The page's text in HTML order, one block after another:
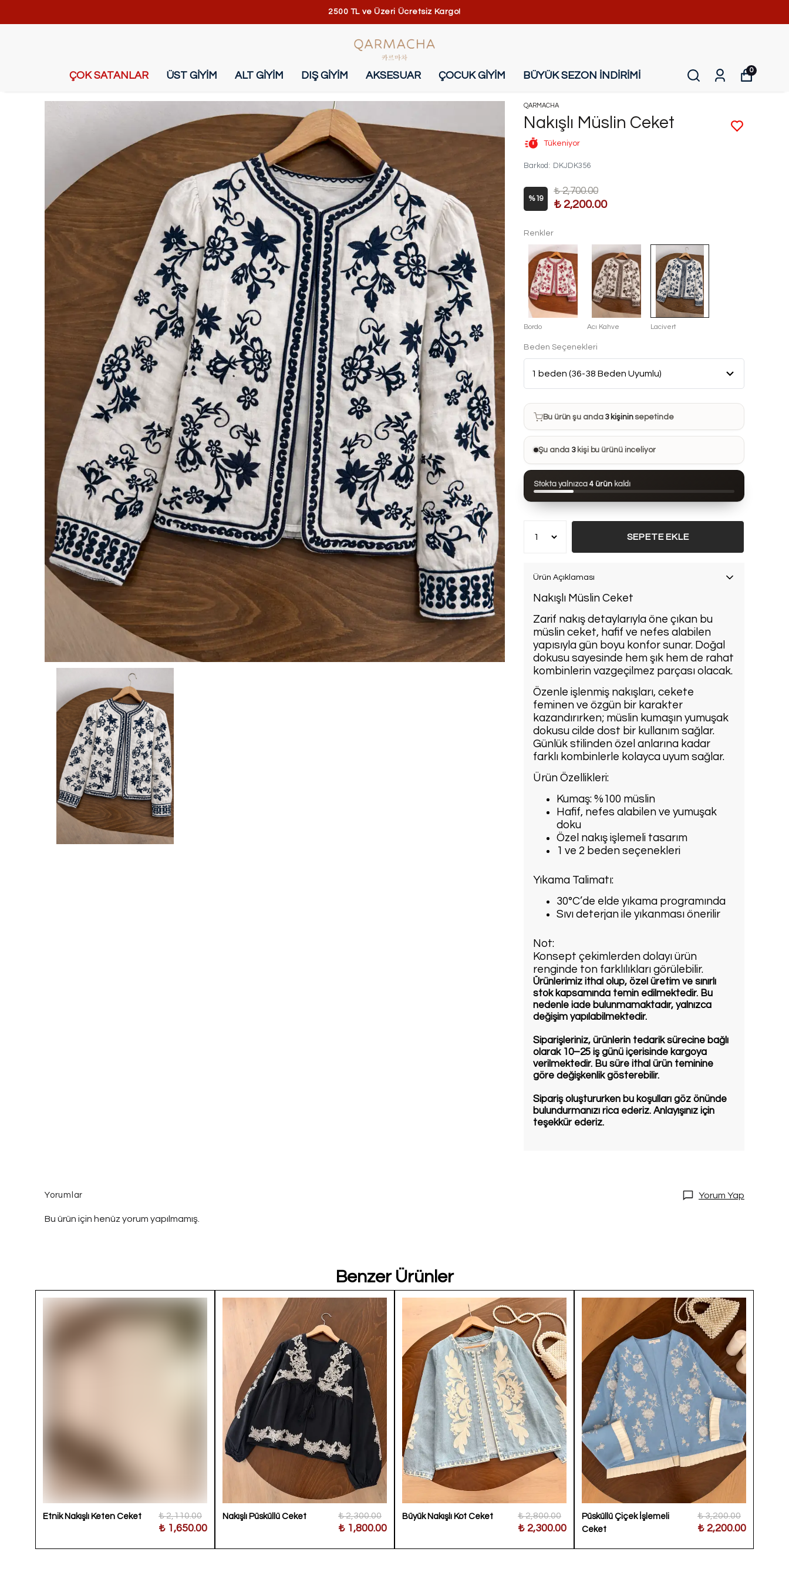
2500 TL ve Üzeri Ücretsiz Kargo!
ÇOK SATANLAR ÜST GİYİM ALT GİYİM DIŞ GİYİM AKSESUAR ÇOCUK GİYİM BÜYÜK SEZON İNDİRİMİ 0
QARMACHA
Nakışlı Müslin Ceket
Tükeniyor
Barkod : DKJDK356
%19
₺ 2,700.00
₺ 2,200.00
Renkler
Bordo Acı Kahve Lacivert
Beden Seçenekleri
Bu ürün son 7 günde9 kezsatın alındı
Bu ürün şu anda 3 kişininsepetinde
Bu ürünü 13 kişi favorilerine ekledi
Bu ürün son 24 saatte68 kezgörüntülendi
Şu anda 3kişi bu ürünü inceliyor
Stokta yalnızca 4 ürün kaldı
SEPETE EKLE
Ürün Açıklaması
Nakışlı Müslin Ceket
Zarif nakış detaylarıyla öne çıkan bu
müslin ceket, hafif ve nefes alabilen
yapısıyla gün boyu konfor sunar. Doğal
dokusu sayesinde hem şık hem de rahat
kombinlerin vazgeçilmez parçası olacak.
Özenle işlenmiş nakışları, cekete
feminen ve özgün bir karakter
kazandırırken; müslin kumaşın yumuşak
dokusu cilde dost bir kullanım sağlar.
Günlük stilinden özel anlarına kadar
farklı kombinlerle kolayca uyum sağlar.
Ürün Özellikleri:
Kumaş: %100 müslin
Hafif, nefes alabilen ve yumuşak
doku
Özel nakış işlemeli tasarım
1 ve 2 beden seçenekleri
Yıkama Talimatı:
30°C’de elde yıkama programında
Sıvı deterjan ile yıkanması önerilir
Not:
Konsept çekimlerden dolayı ürün
renginde ton farklılıkları görülebilir.
Ürünlerimiz ithal olup, özel üretim ve sınırlı
stok kapsamında temin edilmektedir. Bu
nedenle iade bulunmamaktadır, yalnızca
değişim yapılabilmektedir.
Siparişleriniz, ürünlerin tedarik sürecine bağlı
olarak 10–25 iş günü içerisinde kargoya
verilmektedir. Bu süre ithal ürün teminine
göre değişkenlik gösterebilir.
Sipariş oluştururken bu koşulları göz önünde
bulundurmanızı rica ederiz. Anlayışınız için
teşekkür ederiz.
Yorumlar Yorum Yap
Bu ürün için henüz yorum yapılmamış.
Benzer Ürünler
Etnik Nakışlı Keten Ceket ₺ 2,110.00
₺ 1,650.00
Nakışlı Püsküllü Ceket ₺ 2,300.00
₺ 1,800.00
Büyük Nakışlı Kot Ceket ₺ 2,800.00
₺ 2,300.00
Püsküllü Çiçek İşlemeli
Ceket
₺ 3,200.00
₺ 2,200.00